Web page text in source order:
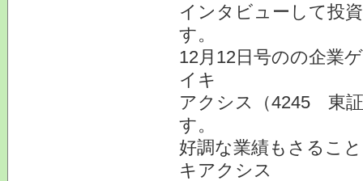
インタビューして投
す。
12月12日号のの企業
イキ
アクシス（4245 東
す。
好調な業績もさるこ
キアクシス